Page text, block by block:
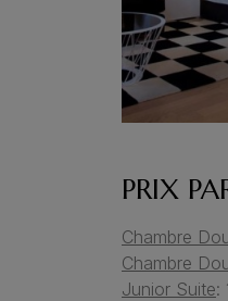
PRIX
Chambre
Chambre
Junior Suite: